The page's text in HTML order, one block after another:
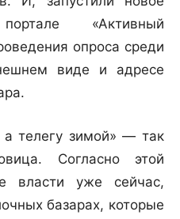
«Активный
опроса среди
виде и адресе
ателегу зимой» — так
Согласно этой
власти уже сейчас,
базарах, которые